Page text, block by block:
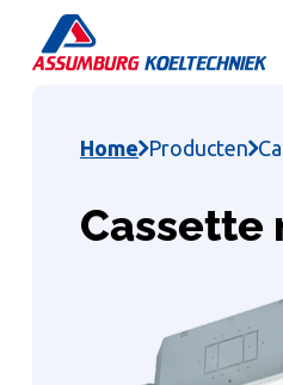
main
Home Producten
Cassette